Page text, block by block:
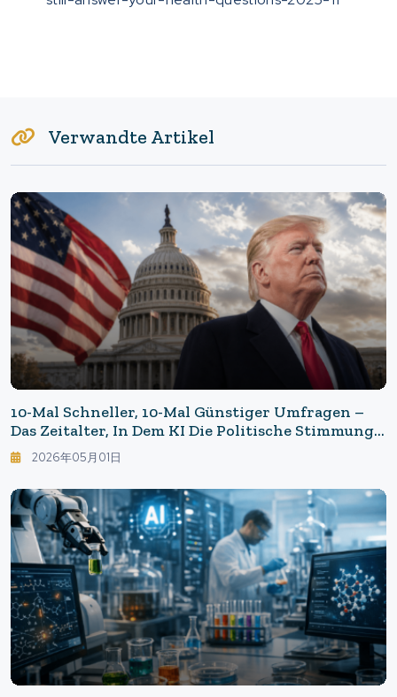
Verwandte Artikel
10-Mal Schneller, 10-Mal Günstiger Umfragen –
Das Zeitalter, In Dem KI Die Politische Stimmung
Liest2026年05月01日